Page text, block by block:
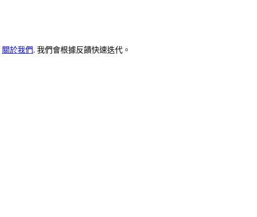
關於我們. 我們會根據反饋快速迭代。